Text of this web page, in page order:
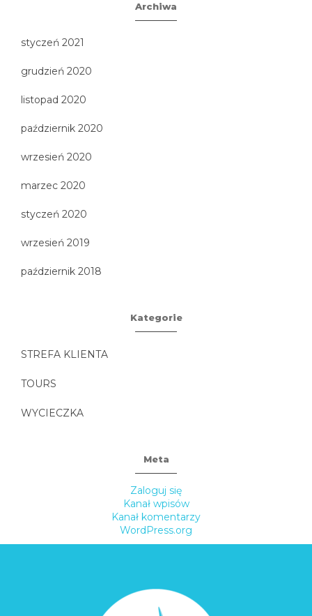
Archiwa
styczeń 2021
grudzień 2020
listopad 2020
październik 2020
wrzesień 2020
marzec 2020
styczeń 2020
wrzesień 2019
październik 2018
Kategorie
STREFA KLIENTA
TOURS
WYCIECZKA
Meta
Zaloguj się
Kanał wpisów
Kanał komentarzy
WordPress.org